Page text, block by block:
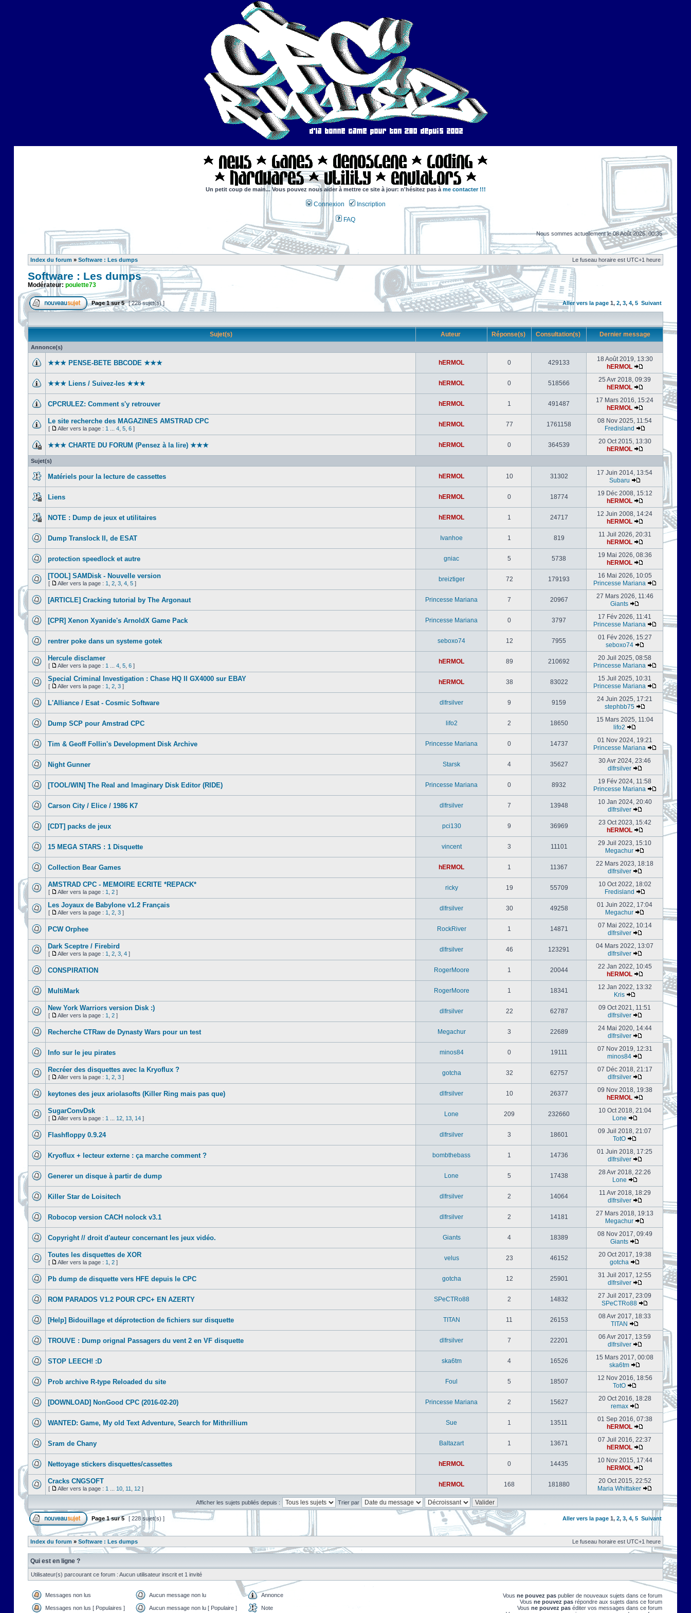
Un petit coup de main... Vous pouvez nous aider à mettre ce site à jour: n'hésitez pas à me contacter !!!
Connexion Inscription
FAQ
Nous sommes actuellement le 08 Août 2026, 00:35
Index du forum » Software : Les dumps Le fuseau horaire est UTC+1 heure
Software : Les dumps
Modérateur: poulette73
Page1sur5 [ 228 sujet(s) ] Aller vers la page 1, 2, 3, 4, 5 Suivant
Sujet(s) Auteur Réponse(s) Consultation(s) Dernier message
Annonce(s)
★★★ PENSE-BETE BBCODE ★★★ hERMOL 0 429133
18 Août 2019, 13:30
hERMOL
★★★ Liens / Suivez-les ★★★ hERMOL 0 518566
25 Avr 2018, 09:39
hERMOL
CPCRULEZ: Comment s'y retrouver‎ hERMOL 1 491487
17 Mars 2016, 15:24
hERMOL
Le site recherche des MAGAZINES AMSTRAD CPC
[ Aller vers la page : 1 4 5 6 ]
hERMOL 77 1761158
08 Nov 2025, 11:54
Fredisland
★★★ CHARTE DU FORUM (Pensez à la lire) ★★★ hERMOL 0 364539
20 Oct 2015, 13:30
hERMOL
Sujet(s)
Matériels pour la lecture de cassettes hERMOL 10 31302
17 Juin 2014, 13:54
Subaru
Liens hERMOL 0 18774
19 Déc 2008, 15:12
hERMOL
NOTE : Dump de jeux et utilitaires hERMOL 1 24717
12 Juin 2008, 14:24
hERMOL
Dump Translock II, de ESAT Ivanhoe 1 819
11 Juil 2026, 20:31
hERMOL
protection speedlock et autre gniac 5 5738
19 Mai 2026, 08:36
hERMOL
[TOOL] SAMDisk - Nouvelle version
[ Aller vers la page : 1 2 3 4 5 ]
breiztiger 72 179193
16 Mai 2026, 10:05
Princesse Mariana
[ARTICLE] Cracking tutorial by The Argonaut Princesse Mariana 7 20967
27 Mars 2026, 11:46
Giants
[CPR] Xenon Xyanide's ArnoldX Game Pack Princesse Mariana 0 3797
17 Fév 2026, 11:41
Princesse Mariana
rentrer poke dans un systeme gotek seboxo74 12 7955
01 Fév 2026, 15:27
seboxo74
Hercule disclamer
[ Aller vers la page : 1 4 5 6 ]
hERMOL 89 210692
20 Juil 2025, 08:58
Princesse Mariana
Special Criminal Investigation : Chase HQ II GX4000 sur EBAY
[ Aller vers la page : 1 2 3 ]
hERMOL 38 83022
15 Juil 2025, 10:31
Princesse Mariana
L'Alliance / Esat - Cosmic Software dlfrsilver 9 9159
24 Juin 2025, 17:21
stephbb75
Dump SCP pour Amstrad CPC lifo2 2 18650
15 Mars 2025, 11:04
lifo2
Tim & Geoff Follin's Development Disk Archive Princesse Mariana 0 14737
01 Nov 2024, 19:21
Princesse Mariana
Night Gunner Starsk 4 35627
30 Avr 2024, 23:46
dlfrsilver
[TOOL/WIN] The Real and Imaginary Disk Editor (RIDE) Princesse Mariana 0 8932
19 Fév 2024, 11:58
Princesse Mariana
Carson City / Elice / 1986 K7 dlfrsilver 7 13948
10 Jan 2024, 20:40
dlfrsilver
[CDT] packs de jeux pci130 9 36969
23 Oct 2023, 15:42
hERMOL
15 MEGA STARS : 1 Disquette vincent 3 11101
29 Juil 2023, 15:10
Megachur
Collection Bear Games hERMOL 1 11367
22 Mars 2023, 18:18
dlfrsilver
AMSTRAD CPC - MEMOIRE ECRITE *REPACK*
[ Aller vers la page : 1 2 ]
ricky 19 55709
10 Oct 2022, 18:02
Fredisland
Les Joyaux de Babylone v1.2 Français
[ Aller vers la page : 1 2 3 ]
dlfrsilver 30 49258
01 Juin 2022, 17:04
Megachur
PCW Orphee RockRiver 1 14871
07 Mai 2022, 10:14
dlfrsilver
Dark Sceptre / Firebird
[ Aller vers la page : 1 2 3 4 ]
dlfrsilver 46 123291
04 Mars 2022, 13:07
dlfrsilver
CONSPIRATION RogerMoore 1 20044
22 Jan 2022, 10:45
hERMOL
MultiMark RogerMoore 1 18341
12 Jan 2022, 13:32
Kris
New York Warriors version Disk :)
[ Aller vers la page : 1 2 ]
dlfrsilver 22 62787
09 Oct 2021, 11:51
dlfrsilver
Recherche CTRaw de Dynasty Wars pour un test Megachur 3 22689
24 Mai 2020, 14:44
dlfrsilver
Info sur le jeu pirates minos84 0 19111
07 Nov 2019, 12:31
minos84
Recréer des disquettes avec la Kryoflux ?
[ Aller vers la page : 1 2 3 ]
gotcha 32 62757
07 Déc 2018, 21:17
dlfrsilver
keytones des jeux ariolasofts (Killer Ring mais pas que) dlfrsilver 10 26377
09 Nov 2018, 19:38
hERMOL
SugarConvDsk
[ Aller vers la page : 1 12 13 14 ]
Lone 209 232660
10 Oct 2018, 21:04
Lone
Flashfloppy 0.9.24 dlfrsilver 3 18601
09 Juil 2018, 21:07
TotO
Kryoflux + lecteur externe : ça marche comment ? bombthebass 1 14736
01 Juin 2018, 17:25
dlfrsilver
Generer un disque à partir de dump Lone 5 17438
28 Avr 2018, 22:26
Lone
Killer Star de Loisitech dlfrsilver 2 14064
11 Avr 2018, 18:29
dlfrsilver
Robocop version CACH nolock v3.1 dlfrsilver 2 14181
27 Mars 2018, 19:13
Megachur
Copyright // droit d'auteur concernant les jeux vidéo. Giants 4 18389
08 Nov 2017, 09:49
Giants
Toutes les disquettes de XOR
[ Aller vers la page : 1 2 ]
velus 23 46152
20 Oct 2017, 19:38
gotcha
Pb dump de disquette vers HFE depuis le CPC gotcha 12 25901
31 Juil 2017, 12:55
dlfrsilver
ROM PARADOS V1.2 POUR CPC+ EN AZERTY SPeCTRo88 2 14832
27 Juil 2017, 23:09
SPeCTRo88
[Help] Bidouillage et déprotection de fichiers sur disquette TITAN 11 26153
08 Avr 2017, 18:33
TITAN
TROUVE : Dump orignal Passagers du vent 2 en VF disquette dlfrsilver 7 22201
06 Avr 2017, 13:59
dlfrsilver
STOP LEECH! :D ska6tm 4 16526
15 Mars 2017, 00:08
ska6tm
Prob archive R-type Reloaded du site Foul 5 18507
12 Nov 2016, 18:56
TotO
[DOWNLOAD] NonGood CPC (2016-02-20) Princesse Mariana 2 15627
20 Oct 2016, 18:28
remax
WANTED: Game, My old Text Adventure, Search for Mithrillium Sue 1 13511
01 Sep 2016, 07:38
hERMOL
Sram de Chany Baltazart 1 13671
07 Juil 2016, 22:37
hERMOL
Nettoyage stickers disquettes/cassettes hERMOL 0 14435
10 Nov 2015, 17:44
hERMOL
Cracks CNGSOFT
[ Aller vers la page : 1 10 11 12 ]
hERMOL 168 181880
20 Oct 2015, 22:52
Maria Whittaker
Afficher les sujets publiés depuis : Trier par
Page1sur5 [ 228 sujet(s) ] Aller vers la page 1, 2, 3, 4, 5 Suivant
Index du forum » Software : Les dumps Le fuseau horaire est UTC+1 heure
Qui est en ligne ?
Utilisateur(s) parcourant ce forum : Aucun utilisateur inscrit et 1 invité
Messages non lus Aucun message non lu Annonce
Messages non lus [ Populaires ] Aucun message non lu [ Populaire ] Note
Vous ne pouvez pas publier de nouveaux sujets dans ce forum
Vous ne pouvez pas répondre aux sujets dans ce forum
Vous ne pouvez pas éditer vos messages dans ce forum